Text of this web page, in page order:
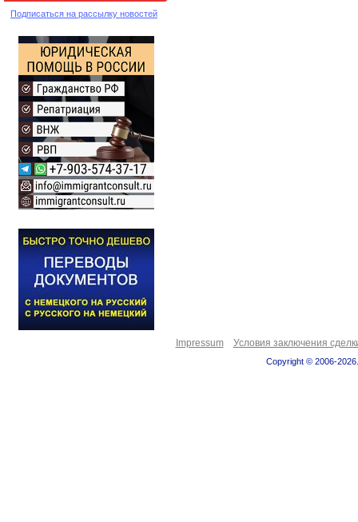
Подписаться на рассылку новостей
Impressum Условия заключения
Copyright © 2006-